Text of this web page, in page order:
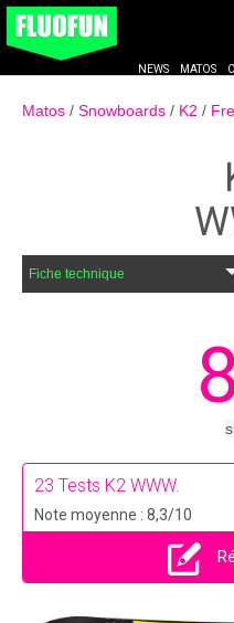
NEWS MATOS
Matos Snowboards K2
Fiche technique
23 Tests K2 WWW.
Note moyenne : 8,3/10